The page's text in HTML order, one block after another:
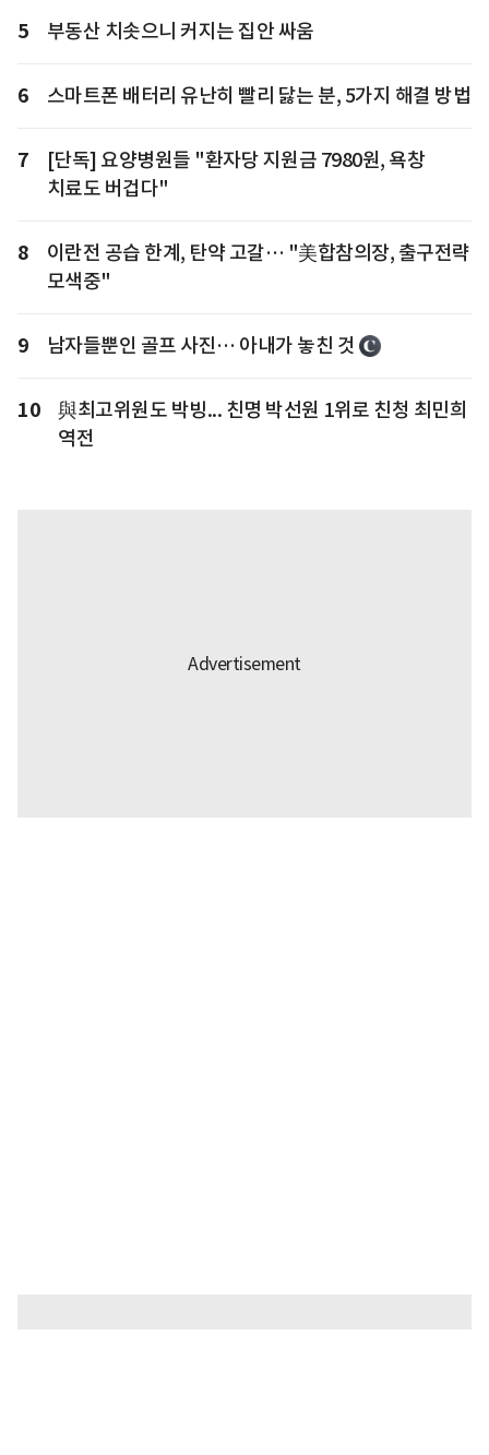
5 부동산 치솟으니 커지는 집안 싸움
6 스마트폰 배터리 유난히 빨리 닳는 분, 5가지 해결 방법
7
[단독] 요양병원들 "환자당 지원금 7980원, 욕창
치료도 버겁다"
8
이란전 공습 한계, 탄약 고갈… "美합참의장, 출구전략
모색중"
9 남자들뿐인 골프 사진… 아내가 놓친 것
10
與최고위원도 박빙... 친명 박선원 1위로 친청 최민희
역전